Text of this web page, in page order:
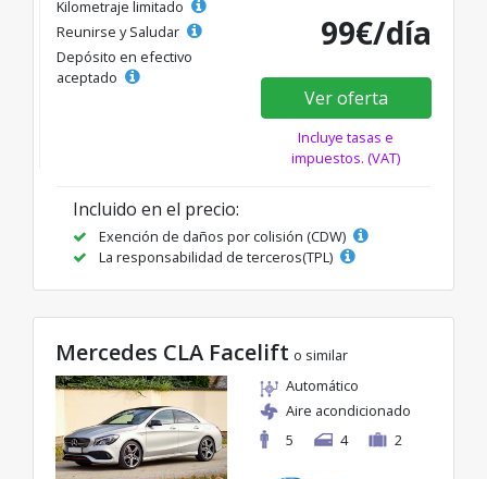
Kilometraje limitado
Reunirse y Saludar
Depósito en efectivo
aceptado
99€/día
Ver oferta
Incluye tasas e
impuestos. (VAT)
Incluido en el precio:
Exención de daños por colisión (CDW)
La responsabilidad de terceros(TPL)
Mercedes CLA Facelift o similar
Automático
Aire acondicionado
5
4 2